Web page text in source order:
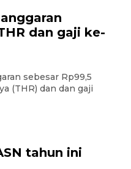
dan gaji ke-
sebesar Rp99,5
(THR) dan dan gaji
tahun ini
striker
Sananta